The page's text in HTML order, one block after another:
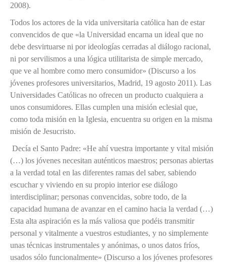
2008).
Todos los actores de la vida universitaria católica han de estar
convencidos de que «la Universidad encarna un ideal que no
debe desvirtuarse ni por ideologías cerradas al diálogo racional,
ni por servilismos a una lógica utilitarista de simple mercado,
que ve al hombre como mero consumidor» (Discurso a los
jóvenes profesores universitarios, Madrid, 19 agosto 2011). Las
Universidades Católicas no ofrecen un producto cualquiera a
unos consumidores. Ellas cumplen una misión eclesial que,
como toda misión en la Iglesia, encuentra su origen en la misma
misión de Jesucristo.
Decía el Santo Padre: «He ahí vuestra importante y vital misión
(…) los jóvenes necesitan auténticos maestros; personas abiertas
a la verdad total en las diferentes ramas del saber, sabiendo
escuchar y viviendo en su propio interior ese diálogo
interdisciplinar; personas convencidas, sobre todo, de la
capacidad humana de avanzar en el camino hacia la verdad (…)
Esta alta aspiración es la más valiosa que podéis transmitir
personal y vitalmente a vuestros estudiantes, y no simplemente
unas técnicas instrumentales y anónimas, o unos datos fríos,
usados sólo funcionalmente» (Discurso a los jóvenes profesores